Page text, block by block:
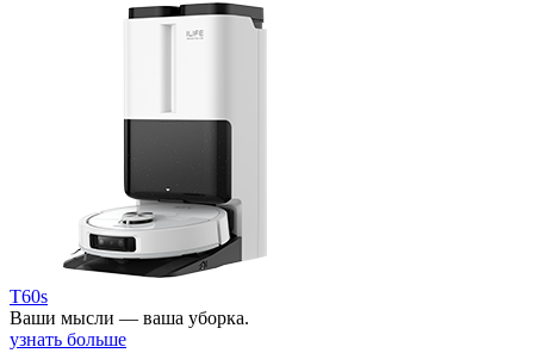
T60s
Ваши мысли — ваша уборка.
узнать больше